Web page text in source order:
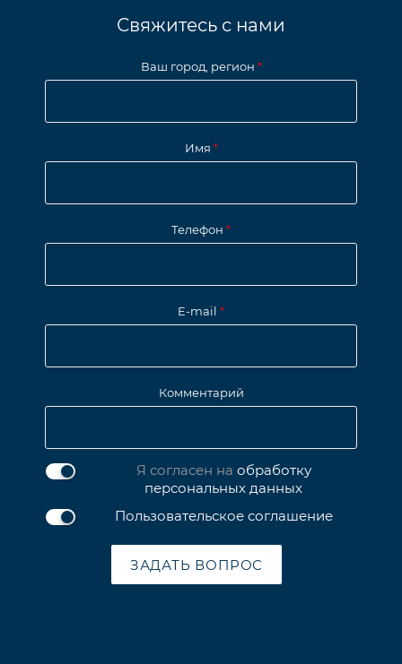
Свяжитесь с нами
Ваш город, регион *
Имя *
Телефон *
E-mail *
Комментарий
Я согласен на обработку
персональных данных
Пользовательское соглашение
ЗАДАТЬ ВОПРОС